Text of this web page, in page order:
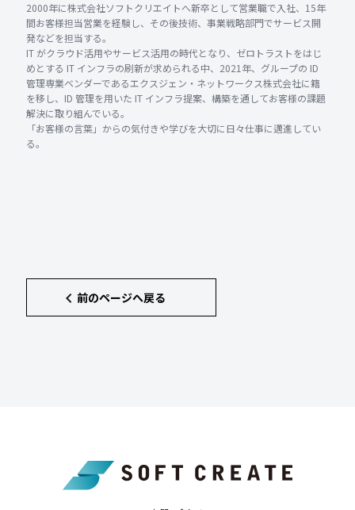
2000年に株式会社ソフトクリエイトへ新卒として営業職で入社、15年
間お客様担当営業を経験し、その後技術、事業戦略部門でサービス開
発などを担当する。
IT がクラウド活用やサービス活用の時代となり、ゼロトラストをはじ
めとする IT インフラの刷新が求められる中、2021年、グループの ID
管理専業ベンダーであるエクスジェン・ネットワークス株式会社に籍
を移し、ID 管理を用いた IT インフラ提案、構築を通してお客様の課題
解決に取り組んでいる。
「お客様の言葉」からの気付きや学びを大切に日々仕事に邁進してい
る。
前のページへ戻る